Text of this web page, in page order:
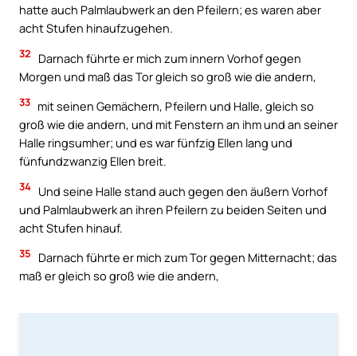
hatte auch Palmlaubwerk an den Pfeilern; es waren aber
acht Stufen hinaufzugehen.
32
Darnach führte er mich zum innern Vorhof gegen
Morgen und maß das Tor gleich so groß wie die andern,
33 mit seinen Gemächern, Pfeilern und Halle, gleich so
groß wie die andern, und mit Fenstern an ihm und an seiner
Halle ringsumher; und es war fünfzig Ellen lang und
fünfundzwanzig Ellen breit.
34 Und seine Halle stand auch gegen den äußern Vorhof
und Palmlaubwerk an ihren Pfeilern zu beiden Seiten und
acht Stufen hinauf.
35
Darnach führte er mich zum Tor gegen Mitternacht; das
maß er gleich so groß wie die andern,